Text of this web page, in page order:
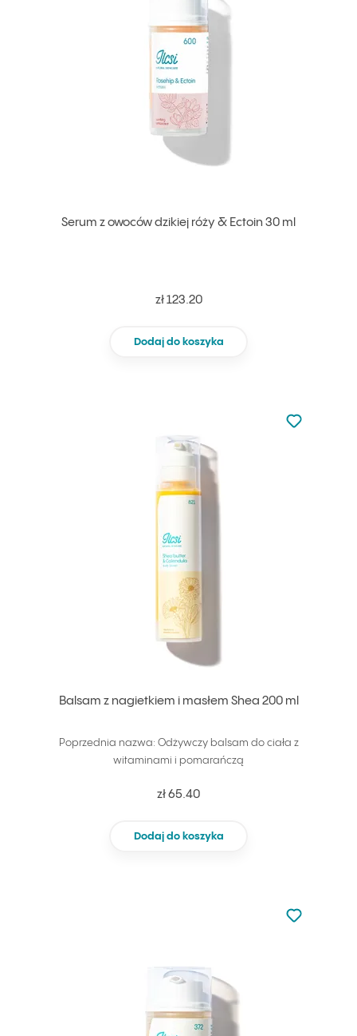
Serum z owoców dzikiej róży & Ectoin 30 ml
zł 123.20
Dodaj do koszyka
Balsam z nagietkiem i masłem Shea 200 ml
Poprzednia nazwa: Odżywczy balsam do ciała z
witaminami i pomarańczą
zł 65.40
Dodaj do koszyka
Nie dodano
Dodaj do
Nie dodano
Dodaj do